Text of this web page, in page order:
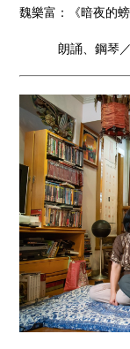
魏樂富：《暗夜的
朗誦、鋼琴／